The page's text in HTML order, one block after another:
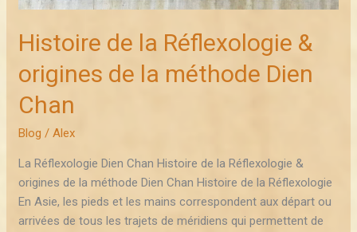
Histoire de la Réflexologie &
origines de la méthode Dien
Chan
Blog /Alex
La Réflexologie Dien Chan Histoire de la Réflexologie &
origines de la méthode Dien Chan Histoire de la Réflexologie
En Asie, les pieds et les mains correspondent aux départ ou
arrivées de tous les trajets de méridiens qui permettent de